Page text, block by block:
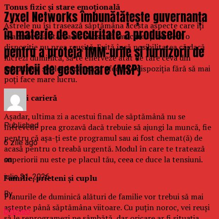
Tonus fizic şi stare emoţională
Astrele nu îşi trasează săptămâna acesta aspecte care îţi
exacerbează starea de oboseală sau care îţi conferă o
dispoziţie nu prea reuşită. Exită însă posibilitatea că dacă
lucrezi duminică, să te enerveze atât de tare ceva din
atitudinea şefilor încât să-ţi afecteze dispoziţia fără să mai
poţi face mare lucru.
Bani şi carieră
Aşadar, ultima zi a acestui final de săptămână nu se
întrevede prea grozavă dacă trebuie să ajungi la muncă, fie
pentru că aşa-ţi este programul sau ai fost chemat(ă) de
acasă pentru o treabă urgentă. Modul în care te tratează
superiorii nu este pe placul tău, ceea ce duce la tensiuni.
Familie, prieteni şi cuplu
Planurile de duminică alături de familie vor trebui să mai
aştepte până săptămâna viitoare. Cu puţin noroc, vei reuşi
Zyxel Networks îmbunătățește guvernanța
în materie de securitate a produselor
pentru a proteja IMM-urile și furnizorii de
servicii de gestionare (MSP)
Published
6 zile ago
on
iulie 31, 2026
By
b2bseo